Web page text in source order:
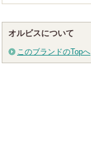
オルビスについて
このブランドのTopへ